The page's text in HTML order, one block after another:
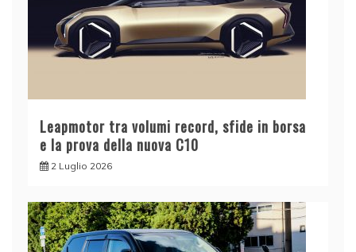
Leapmotor tra volumi record, sfide in borsa
e la prova della nuova C10
2 Luglio 2026